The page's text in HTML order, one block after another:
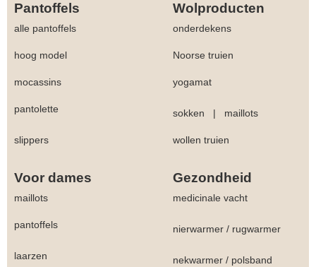
Pantoffels Wolproducten
alle pantoffels onderdekens
hoog model Noorse truien
mocassins yogamat
pantolette sokken | maillots
slippers wollen truien
Voor dames Gezondheid
maillots medicinale vacht
pantoffels nierwarmer / rugwarmer
laarzen nekwarmer / polsband